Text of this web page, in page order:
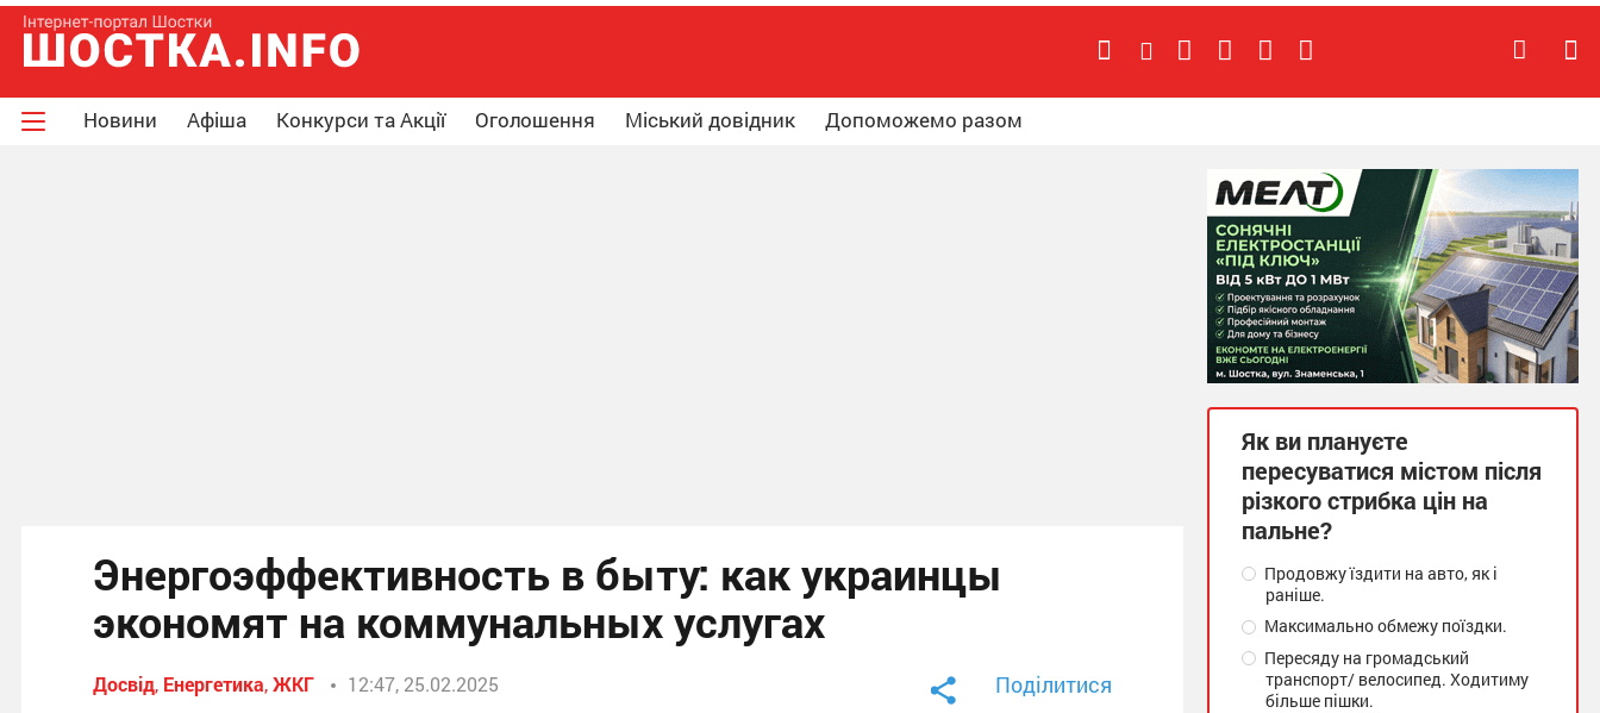
Новини Афіша Конкурси та Акції Оголошення Міський довідник Допоможемо разом
Энергоэффективность в быту: как украинцы
экономят на коммунальных услугах
Досвід, Енергетика,ЖКГ 12:47, 25.02.2025 Поділитися
Як ви плануєте
пересуватися містом після
різкого стрибка цін на
пальне?
Продовжу їздити на авто, як і
раніше.
Максимально обмежу поїздки.
Пересяду на громадський
транспорт/ велосипед. Ходитиму
більше пішки.